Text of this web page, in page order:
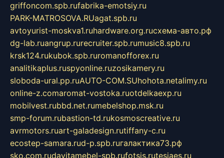
griffoncom.spb.rufabrika-emotsiy.ru
PARK-MATROSOVA.RUagat.spb.ru
avtoyurist-moskva1.ruhardware.org.ruсхема-авто.рф
dg-lab.ruangrup.rurecruiter.spb.rumusic8.spb.ru
krsk124.rukubok.spb.ruromanofforex.ru
analitikaplus.ruspyonline.ruzosikamery.ru
sloboda-ural.pp.ruAUTO-COM.SUhohota.netalimy.ru
online-z.comaromat-vostoka.ruotdelkaexp.ru
mobilvest.rubbd.net.rumebelshop.msk.ru
smp-forum.rubastion-td.rukosmoscreative.ru
avrmotors.ruart-galadesign.rutiffany-c.ru
ecostep-samara.rud-p.spb.ruгалактика73.рф
sko.com.rudavitamebel-spb.rufotsis.rutesiaes.ru